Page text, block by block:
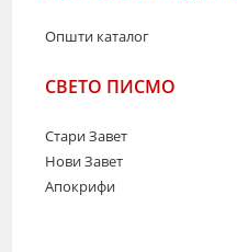
Општи каталог
СВЕТО ПИСМО
Стари Завет
Нови Завет
Апокрифи